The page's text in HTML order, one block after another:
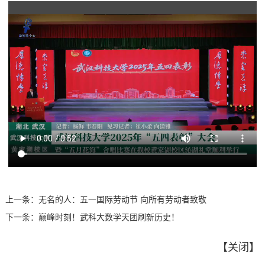
上一条： 无名的人：五一国际劳动节 向所有劳动者致敬
下一条： 巅峰时刻！武科大数学天团刷新历史！
【关闭 】